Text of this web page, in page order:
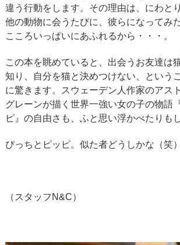
違う行動をします。その理由は、にわと
他の動物に会うたびに、彼らになってみ
こころいっぱいにあふれるから・・・。
この本を眺めていると、出会うお友達は
知り、自分を猫と決めつけない、という
に驚きます。スウェーデン人作家のアス
グレーンが描く世界一強い女の子の物語
ピ』の自由さも、ふと思い浮かべたりも
ぴっちとピッピ。似た者どうしかな（笑）
（スタッフN&C）